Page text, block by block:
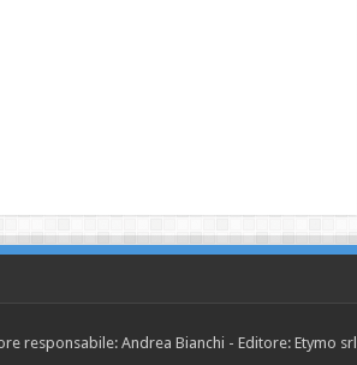
responsabile: Andrea Bianchi - Editore: Etymo srl